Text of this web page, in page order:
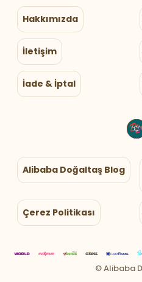
Hakkımızda
İletişim
İade & İptal
Alibaba Doğaltaş Blog
Çerez Politikası